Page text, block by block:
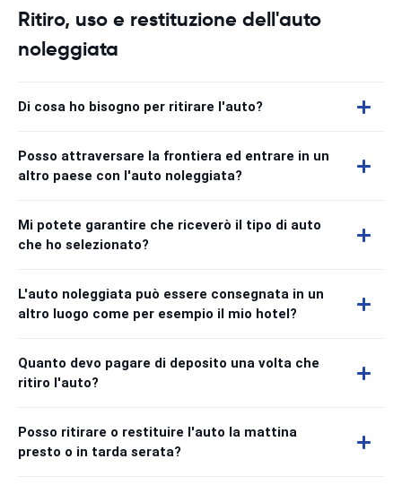
Ritiro, uso e restituzione dell'auto
noleggiata
Di cosa ho bisogno per ritirare l'auto?
Posso attraversare la frontiera ed entrare in un
altro paese con l'auto noleggiata?
Mi potete garantire che riceverò il tipo di auto
che ho selezionato?
L'auto noleggiata può essere consegnata in un
altro luogo come per esempio il mio hotel?
Quanto devo pagare di deposito una volta che
ritiro l'auto?
Posso ritirare o restituire l'auto la mattina
presto o in tarda serata?